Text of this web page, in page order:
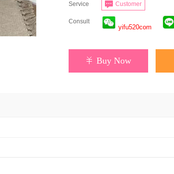
Service Customer
Consult
yifu520com
Buy Now